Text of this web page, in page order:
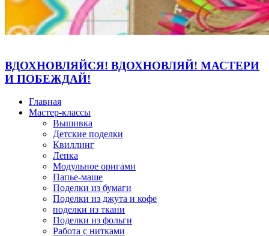
ВДОХНОВЛЯЙСЯ! ВДОХНОВЛЯЙ! МАСТЕРИ
И ПОБЕЖДАЙ!
Главная
Мастер-классы
Вышивка
Детские поделки
Квиллинг
Лепка
Модульное оригами
Папье-маше
Поделки из бумаги
Поделки из джута и кофе
поделки из ткани
Поделки из фольги
Работа с нитками